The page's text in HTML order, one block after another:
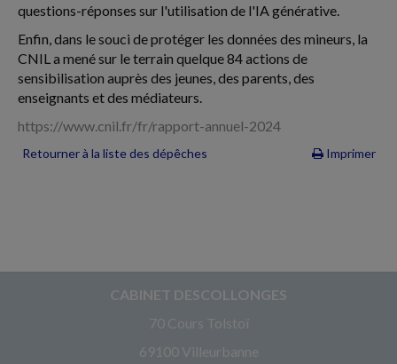
questions-réponses sur l'utilisation de l'IA générative.
Enfin, dans le souci de protéger les données des mineurs, la
CNIL a mené sur le terrain quelque 84 actions de
sensibilisation auprès des jeunes, des parents, des
enseignants et des médiateurs.
https://www.cnil.fr/fr/rapport-annuel-2024
Retourner à la liste des dépêches Imprimer
CABINET DESCOLLONGES
70 Cours Tolstoï
69100 Villeurbanne